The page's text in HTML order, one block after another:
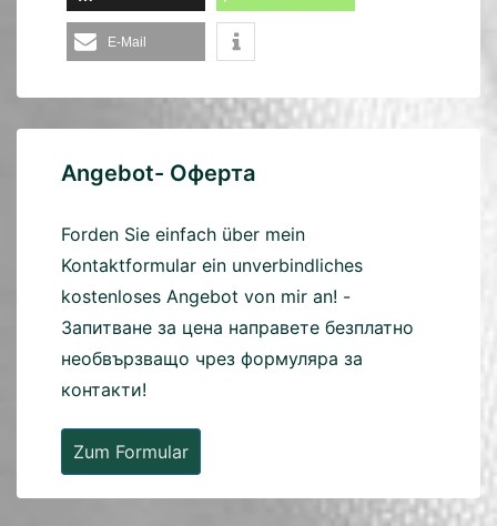
E-Mail
Angebot- Оферта
Forden Sie einfach über mein
Kontaktformular ein unverbindliches
kostenloses Angebot von mir an! -
Запитване за цена направете безплатно
необвързващо чрез формуляра за
контакти!
Zum Formular